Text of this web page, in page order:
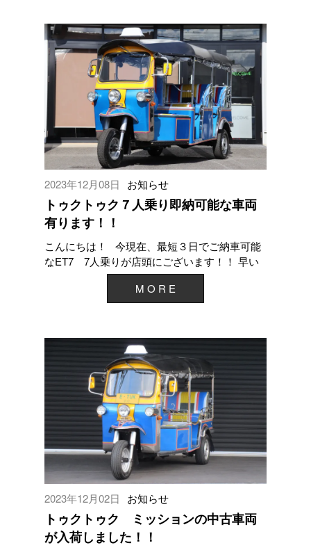
2023年12月08日 お知らせ
トゥクトゥク７人乗り即納可能な車両
有ります！！
こんにちは！ 今現在、最短３日でご納車可能
なET7 7人乗りが店頭にございます！！ 早い
者勝ちとなりますので、早めに納車したい...
M O R E
2023年12月02日 お知らせ
トゥクトゥク ミッションの中古車両
が入荷しました！！